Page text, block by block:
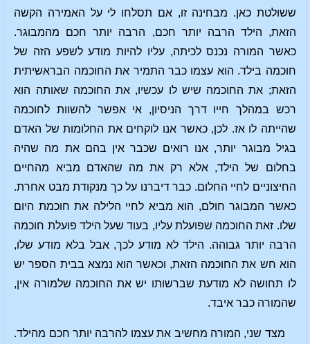
ששולטת כאן. מבחינה זו, אם תסלחו לי על האמירה הקשה
הזאת, הילד הרבה יותר חכם, הרבה יותר חכם מהמבוגר.
כאשר המורה נכנס לכיתה, עליו להיות מודע לשפע הזה של
חוכמה בילד. הוא עצמו כבר התמיר את החוכמה הבראשיתית
הזאת; את החוכמה שיש לו עכשיו, את החוכמה שאותה הוא
רכש במהלך חייו דרך הניסיון, אי אפשר להשוות לחוכמה
שהייתה לו אז. לכן, כאשר אנו לוקחים את החלומות של האדם
בגיל מבוגר יותר, אנו רואים שכבר אין בהם את מה שהיה
בחלום של הילד, אלא רק את מה שהאדם מביא מהחיים
החיצוניים לחיי החלום. כבר דיברנו על כך מנקודת מבט אחרת.
כאשר המבוגר חולם, הוא מביא לחיי הלילה את חוכמת היום
שלו. זאת החוכמה שפועלת עליו, בעוד שעל הילד פועלת חוכמה
הרבה יותר גבוהה. הילד לא מודע לכך, אבל בלא מודע שלו,
הוא חש את החוכמה הזאת, וכאשר הוא נמצא בבית הספר יש
לו תחושה לא מודעת שברשותו יש את החוכמה שלמורה אין,
שהמורה כבר איבד.
מצד שני, המורה מחשיב את עצמו להרבה יותר חכם מהילד.